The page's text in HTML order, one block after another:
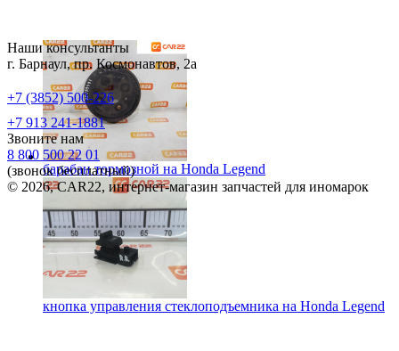
барабан тормозной на Honda Legend
кнопка управления стеклоподъемника на Honda Legend
Наши консультанты
г. Барнаул, пр. Космонавтов, 2а
+7 (3852) 500-226
+7 913 241-1881
Звоните нам
8 800 500 22 01
(звонок бесплатный)
© 2026, CAR22, интернет-магазин запчастей для иномарок